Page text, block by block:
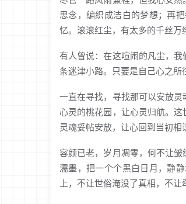
思念，编织成洁白的梦想；再
忆。滚滚红尘，有太多的千丝
有人曾说：在这喧闹的凡尘，
条迷津小路。只要是自己心之所
一直在寻找，寻找那可以安放
心灵的桃花园，让心灵归航。
灵魂妥帖安放，让心回到当初相
容颜已老，岁月凋零，何不让
濡墨，把一个个黑白日月，静
上，不让世俗淹没了真相，不